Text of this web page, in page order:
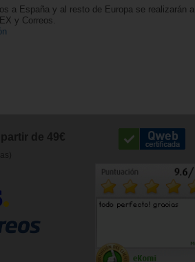
a España y al resto de Europa se realizarán a
y Correos.
de 49€